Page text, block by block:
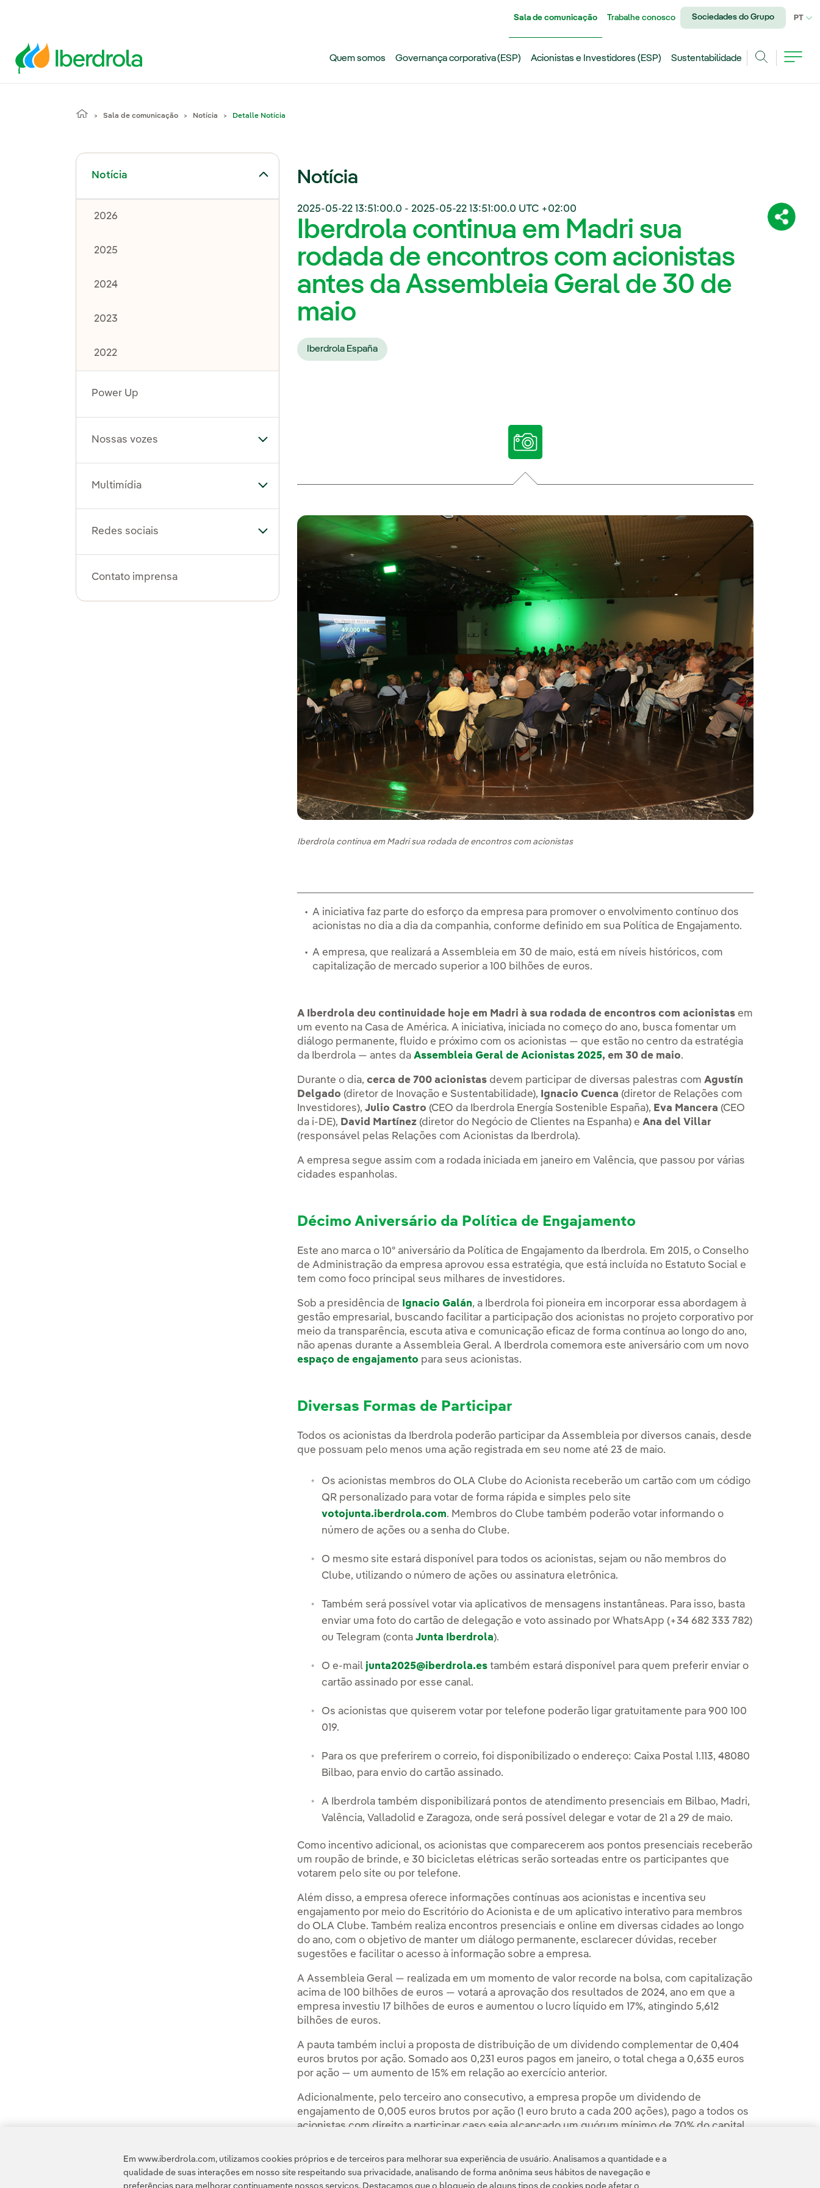
Sala de comunicação Trabalhe conosco Sociedades do Grupo PT
Quem somos Governança corporativa (ESP) Acionistas e Investidores (ESP)
Sustentabilidade
Sala de comunicação Notícia Detalle Notícia
Notícia
Alternar submenu de Notícia
2026
2025
2024
2023
2022
Power Up
Nossas vozes Alternar submenu de Nossas vozes
Multimídia Alternar submenu de Multimídia
Redes sociais Alternar submenu de Redes sociais
Contato imprensa
Notícia
2025-05-22 13:51:00.0 - 2025-05-22 13:51:00.0 UTC +02:00
Iberdrola continua em Madri sua
rodada de encontros com acionistas
antes da Assembleia Geral de 30 de
maio
Iberdrola España
Iberdrola continua em Madri sua rodada de encontros com acionistas
A iniciativa faz parte do esforço da empresa para promover o envolvimento contínuo dos
acionistas no dia a dia da companhia, conforme definido em sua Política de Engajamento.
A empresa, que realizará a Assembleia em 30 de maio, está em níveis históricos, com
capitalização de mercado superior a 100 bilhões de euros.
A Iberdrola deu continuidade hoje em Madri à sua rodada de encontros com acionistas em
um evento na Casa de América. A iniciativa, iniciada no começo do ano, busca fomentar um
diálogo permanente, fluido e próximo com os acionistas — que estão no centro da estratégia
da Iberdrola — antes daAssembleia Geral de Acionistas 2025, em 30 de maio.
Durante o dia,cerca de 700 acionistas devem participar de diversas palestras comAgustín
Delgado (diretor de Inovação e Sustentabilidade), Ignacio Cuenca (diretor de Relações com
Investidores),Julio Castro (CEO da Iberdrola Energía Sostenible España), Eva Mancera (CEO
da i-DE), David Martínez (diretor do Negócio de Clientes na Espanha) eAna del Villar
(responsável pelas Relações com Acionistas da Iberdrola).
A empresa segue assim com a rodada iniciada em janeiro em Valência, que passou por várias
cidades espanholas.
Décimo Aniversário da Política de Engajamento
Este ano marca o 10º aniversário da Política de Engajamento da Iberdrola. Em 2015, o Conselho
de Administração da empresa aprovou essa estratégia, que está incluída no Estatuto Social e
tem como foco principal seus milhares de investidores.
Sob a presidência de Ignacio Galán, a Iberdrola foi pioneira em incorporar essa abordagem à
gestão empresarial, buscando facilitar a participação dos acionistas no projeto corporativo por
meio da transparência, escuta ativa e comunicação eficaz de forma contínua ao longo do ano,
não apenas durante a Assembleia Geral. A Iberdrola comemora este aniversário com um novo
espaço de engajamento para seus acionistas.
Diversas Formas de Participar
Todos os acionistas da Iberdrola poderão participar da Assembleia por diversos canais, desde
que possuam pelo menos uma ação registrada em seu nome até 23 de maio.
Os acionistas membros do OLA Clube do Acionista receberão um cartão com um código
QR personalizado para votar de forma rápida e simples pelo site
votojunta.iberdrola.com. Membros do Clube também poderão votar informando o
número de ações ou a senha do Clube.
O mesmo site estará disponível para todos os acionistas, sejam ou não membros do
Clube, utilizando o número de ações ou assinatura eletrônica.
Também será possível votar via aplicativos de mensagens instantâneas. Para isso, basta
enviar uma foto do cartão de delegação e voto assinado por WhatsApp (+34 682 333 782)
ou Telegram (contaJunta Iberdrola).
O e-mail junta2025@iberdrola.es também estará disponível para quem preferir enviar o
cartão assinado por esse canal.
Os acionistas que quiserem votar por telefone poderão ligar gratuitamente para 900 100
019.
Para os que preferirem o correio, foi disponibilizado o endereço: Caixa Postal 1.113, 48080
Bilbao, para envio do cartão assinado.
A Iberdrola também disponibilizará pontos de atendimento presenciais em Bilbao, Madri,
Valência, Valladolid e Zaragoza, onde será possível delegar e votar de 21 a 29 de maio.
Como incentivo adicional, os acionistas que comparecerem aos pontos presenciais receberão
um roupão de brinde, e 30 bicicletas elétricas serão sorteadas entre os participantes que
votarem pelo site ou por telefone.
Além disso, a empresa oferece informações contínuas aos acionistas e incentiva seu
engajamento por meio do Escritório do Acionista e de um aplicativo interativo para membros
do OLA Clube. Também realiza encontros presenciais e online em diversas cidades ao longo
do ano, com o objetivo de manter um diálogo permanente, esclarecer dúvidas, receber
sugestões e facilitar o acesso à informação sobre a empresa.
A Assembleia Geral — realizada em um momento de valor recorde na bolsa, com capitalização
acima de 100 bilhões de euros — votará a aprovação dos resultados de 2024, ano em que a
empresa investiu 17 bilhões de euros e aumentou o lucro líquido em 17%, atingindo 5,612
bilhões de euros.
A pauta também inclui a proposta de distribuição de um dividendo complementar de 0,404
euros brutos por ação. Somado aos 0,231 euros pagos em janeiro, o total chega a 0,635 euros
por ação — um aumento de 15% em relação ao exercício anterior.
Adicionalmente, pelo terceiro ano consecutivo, a empresa propõe um dividendo de
engajamento de 0,005 euros brutos por ação (1 euro bruto a cada 200 ações), pago a todos os
acionistas com direito a participar caso seja alcançado um quórum mínimo de 70% do capital
Em www.iberdrola.com, utilizamos cookies próprios e de terceiros para melhorar sua experiência de usuário. Analisamos a quantidade e a
qualidade de suas interações em nosso site respeitando sua privacidade, analisando de forma anônima seus hábitos de navegação e
preferências para melhorar continuamente nossos serviços. Destacamos que o bloqueio de alguns tipos de cookies pode afetar o